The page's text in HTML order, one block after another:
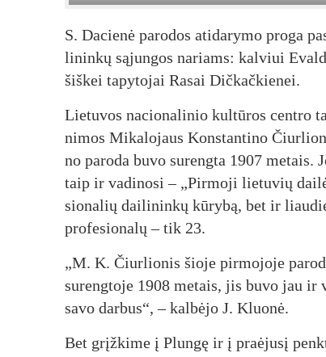
S. Da­cie­nė pa­ro­dos ati­da­ry­mo pro­ga
li­nin­kų są­jun­gos na­riams: kal­viui
šiš­kei ta­py­to­jai Ra­sai Dič­kač­kie­nei.
Lie­tu­vos na­cio­na­li­nio kul­tū­ros cent­ro
ni­mos Mi­ka­lo­jaus Kons­tan­ti­no
no pa­ro­da bu­vo su­reng­ta 1907
taip ir va­di­no­si – „Pir­mo­ji lie­tu­vių
sio­na­lių dai­li­nin­kų kū­ry­bą, bet ir
pro­fe­sio­na­lų – tik 23.
„M. K. Čiur­lio­nis šio­je pir­mo­jo­je
su­reng­to­je 1908 me­tais, jis bu­vo jau ir
sa­vo dar­bus“, – kal­bė­jo J. Kluo­nė.
Bet grįž­ki­me į Plun­gę ir į praė­ju­sį